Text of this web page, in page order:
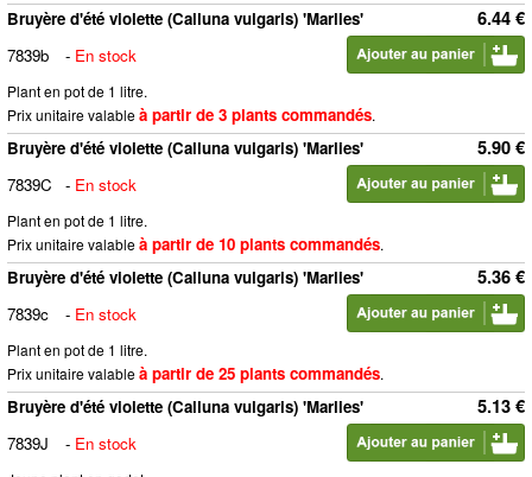
6.44 €
Bruyère d'été violette (Calluna vulgaris) 'Marlies'
7839b
- En stock
Plant en pot de 1 litre.
Prix unitaire valableà partir de 3 plants commandés.
5.90 €
Bruyère d'été violette (Calluna vulgaris) 'Marlies'
7839C
- En stock
Plant en pot de 1 litre.
Prix unitaire valableà partir de 10 plants commandés.
5.36 €
Bruyère d'été violette (Calluna vulgaris) 'Marlies'
7839c
- En stock
Plant en pot de 1 litre.
Prix unitaire valableà partir de 25 plants commandés.
5.13 €
Bruyère d'été violette (Calluna vulgaris) 'Marlies'
7839J
- En stock